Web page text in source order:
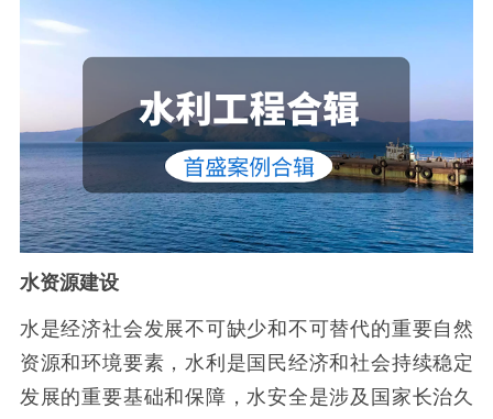
水资源建设
水是经济社会发展不可缺少和不可替代的重要自然
资源和环境要素，水利是国民经济和社会持续稳定
发展的重要基础和保障，水安全是涉及国家长治久